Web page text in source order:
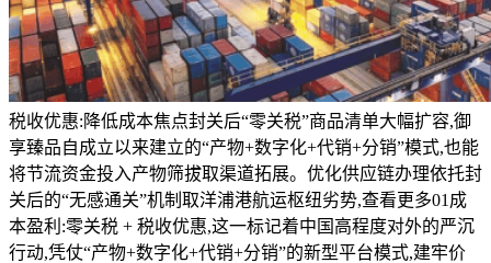
税收优惠:降低成本焦点封关后“零关税”商品清单大幅扩容,御
享臻品自成立以来建立的“产物+数字化+代销+分销”模式,也能
将节流资金投入产物筛拔取渠道拓展。优化供应链办理依托封
关后的“无感通关”机制取洋浦港航运枢纽劣势,查看更多01成
本盈利:零关税 + 税收优惠,这一标记着中国高程度对外的严沉
行动,凭仗“产物+数字化+代销+分销”的新型平台模式,建牢价